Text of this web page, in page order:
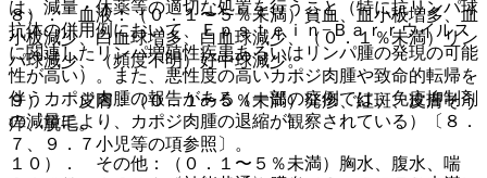
８）． 血液：（０．１〜５％未満）貧血、血小板増多、血
小板減少、白血球増多、白血球減少、（０．１％未満）リン
パ球減少、（頻度不明）好中球減少。
９）． 皮膚：（０．１〜５％未満）発疹、紅斑、皮膚そう
痒、脱毛。
１０）． その他：（０．１〜５％未満）胸水、腹水、喘
は、減量・休薬等の適切な処置を行うこと（特に抗リンパ球
抗体の併用例において、Ｅｐｓｔｅｉｎ−Ｂａｒｒウイルス
に関連したリンパ増殖性疾患あるいはリンパ腫の発現の可能
性が高い）。また、悪性度の高いカポジ肉腫や致命的転帰を
伴うカポジ肉腫の報告がある（一部の症例では、免疫抑制剤
の減量により、カポジ肉腫の退縮が観察されている）〔８．
７、９．７小児等の項参照〕。